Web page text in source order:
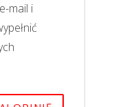
mail i